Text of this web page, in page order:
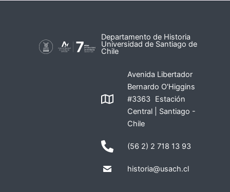
Departamento de Historia
Universidad de Santiago de
Chile
Avenida Libertador
Bernardo O'Higgins
#3363 Estación
Central | Santiago -
Chile
(56 2) 2 718 13 93
historia@usach.cl